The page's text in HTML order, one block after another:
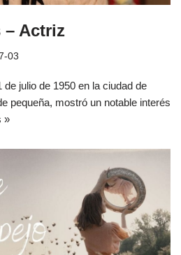
– Actriz
03
julio de 1950 en la ciudad de
pequeña, mostró un notable interés
»